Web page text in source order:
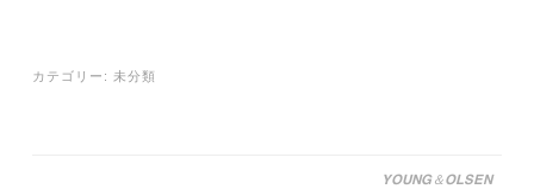
カテゴリー: 未分類
YOUNG＆OLSEN